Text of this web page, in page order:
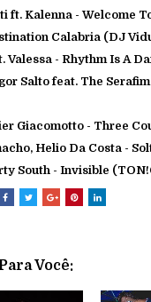
ft. Kalenna - Welcome
Calabria (DJ
Valessa - Rhythm Is A
Salto feat. The
Giacomotto - Three
Helio Da Costa -
South - Invisible
Você: